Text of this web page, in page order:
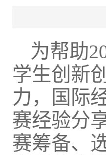
为帮助
学生创新
力，国际
赛经验分
赛筹备、